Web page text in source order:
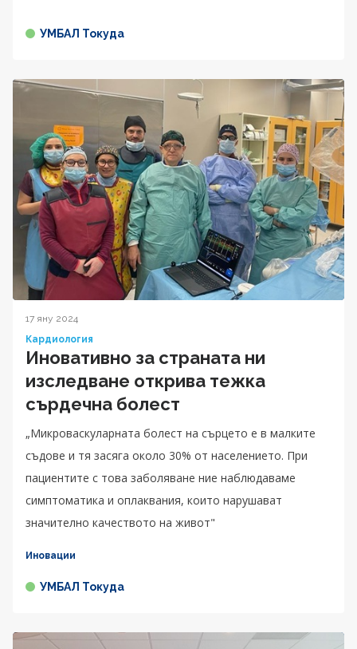
УМБАЛ Токуда
17 яну 2024
Кардиология
Иновативно за страната ни
изследване открива тежка
сърдечна болест
„Микроваскуларната болест на сърцето е в малките
съдове и тя засяга около 30% от населението. При
пациентите с това заболяване ние наблюдаваме
симптоматика и оплаквания, които нарушават
значително качеството на живот"
Иновации
УМБАЛ Токуда